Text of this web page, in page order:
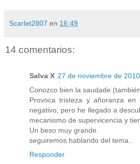
Scarlet2807 en 16:49
14 comentarios:
Salva X 27 de noviembre de
Conozco bien la saudade
Provoca tristeza y añoranza
negativo, pero he llegado a
mecanismo de supervicencia y
Un beso muy grande.
seguiremos hablando del tema..
Responder